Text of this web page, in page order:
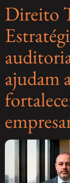
Direito
ajudam